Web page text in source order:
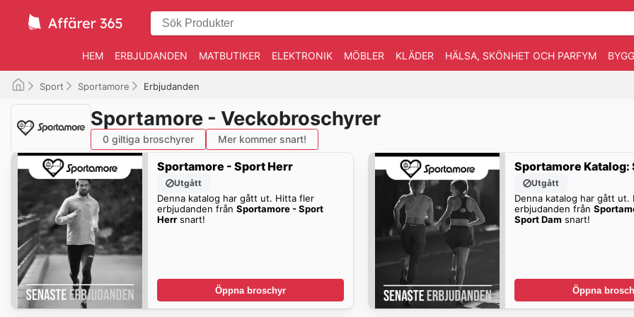
HEM ERBJUDANDEN MATBUTIKER ELEKTRONIK MÖBLER KLÄDER HÄLSA, SKÖNHET OCH PARFYM
Sport Sportamore Erbjudanden
Sportamore - Veckobroschyrer
0 giltiga broschyrer Mer kommer snart!
Sportamore - Sport Herr
Utgått
Denna katalog har gått ut. Hitta fler
erbjudanden från Sportamore - Sport
Herrsnart!
Öppna broschyr
Sportamore Katalog:
Utgått
Denna katalog har gått ut.
erbjudanden från
Sport Dam snart!
Öppna